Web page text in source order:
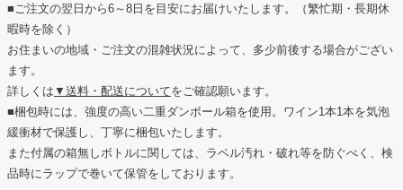
■ご注文の翌日から6～8日を目安にお届けいたします。（繁忙期・長期休
暇時を除く）
お住まいの地域・ご注文の混雑状況によって、多少前後する場合がござい
ます。
詳しくは ▼送料・配送についてをご確認願います。
■梱包時には、強度の高い二重ダンボール箱を使用。ワイン1本1本を気泡
緩衝材で保護し、丁寧に梱包いたします。
また付属の箱無しボトルに関しては、ラベル汚れ・破れ等を防ぐべく、検
品時にラップで巻いて保管をしております。